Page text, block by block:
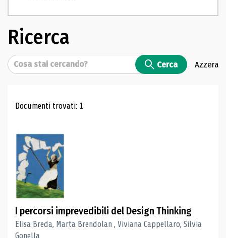
Ricerca
Cerca Cerca Azzera
Risultati di ricerca
Documenti trovati: 1
I percorsi imprevedibili del Design Thinking
Elisa Breda, Marta Brendolan , Viviana Cappellaro, Silvia
Gonella